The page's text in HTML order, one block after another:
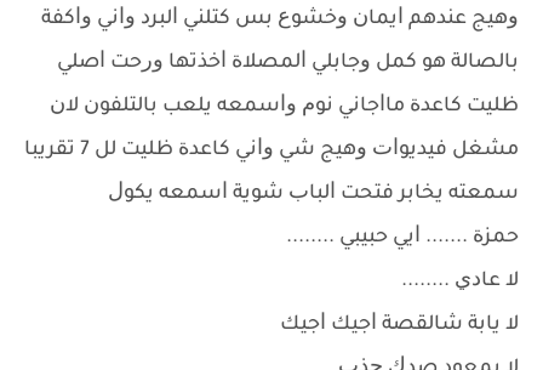
ﻭﻫﻴﺞ ﻋﻨﺪﻫﻢ ﺍﻳﻤﺎﻥ ﻭﺧﺸﻮﻉ ﺑﺲ ﻛﺘﻠﻨﻲ ﺍﻟﺒﺮﺩ ﻭﺍﻧﻲ ﻭﺍﻛﻔﺔ
ﺑﺎﻟﺼﺎﻟﺔ ﻫﻮ ﻛﻤﻞ ﻭﺟﺎﺑﻠﻲ ﺍﻟﻤﺼﻼﺓ ﺍﺧﺬﺗﻬﺎ ﻭﺭﺣﺖ ﺍﺻﻠﻲ
ﻇﻠﻴﺖ ﻛﺎﻋﺪﺓ ﻣﺎﺍﺟﺎﻧﻲ ﻧﻮﻡ ﻭﺍﺳﻤﻌﻪ ﻳﻠﻌﺐ ﺑﺎﻟﺘﻠﻔﻮﻥ ﻻﻥ
ﻣﺸﻐﻞ ﻓﻴﺪﻳﻮﺍﺕ ﻭﻫﻴﺞ ﺷﻲ ﻭﺍﻧﻲ ﻛﺎﻋﺪﺓ ﻇﻠﻴﺖ ﻟﻞ 7 ﺗﻘﺮﻳﺒﺎ
ﺳﻤﻌﺘﻪ ﻳﺨﺎﺑﺮ ﻓﺘﺤﺖ ﺍﻟﺒﺎﺏ ﺷﻮﻳﺔ ﺍﺳﻤﻌﻪ ﻳﻜﻮﻝ
ﺣﻤﺰﺓ ....... ﺍﻳﻲ ﺣﺒﻴﺒﻲ ........
ﻻ ﻋﺎﺩﻱ ........
ﻻ ﻳﺎﺑﺔ ﺷﺎﻟﻘﺼﺔ ﺍﺟﻴﻚ ﺍﺟﻴﻚ